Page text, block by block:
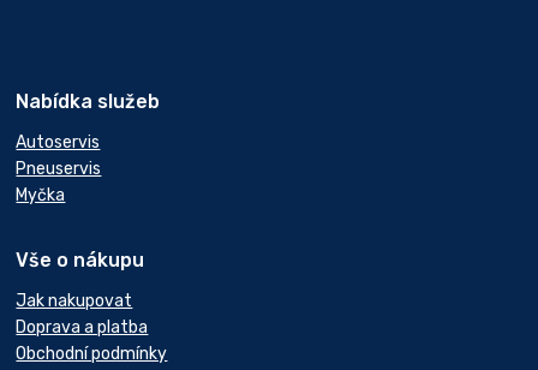
Nabídka služeb
Autoservis
Pneuservis
Myčka
Vše o nákupu
Jak nakupovat
Doprava a platba
Obchodní podmínky